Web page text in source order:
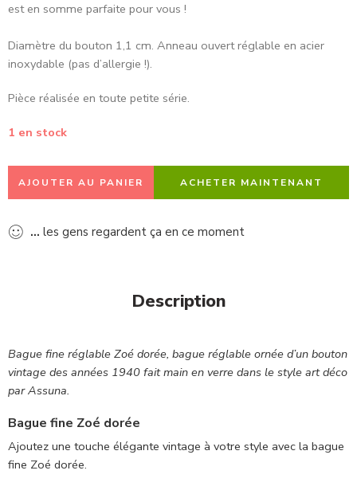
est en somme parfaite pour vous !
Diamètre du bouton 1,1 cm. Anneau ouvert réglable en acier
inoxydable (pas d’allergie !).
Pièce réalisée en toute petite série.
1 en stock
AJOUTER AU PANIER ACHETER MAINTENANT
... les gens regardent ça en ce moment
Description
Bague fine réglable Zoé dorée, bague réglable ornée d’un bouton
vintage des années 1940 fait main en verre dans le style art déco
par Assuna.
Bague fine Zoé dorée
Ajoutez une touche élégante vintage à votre style avec la bague
fine Zoé dorée.